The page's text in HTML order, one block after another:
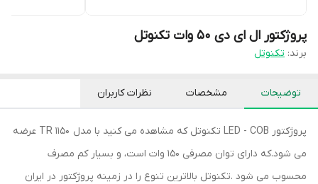
پروژکتور ال ای دی 50 وات تکنوتل
برند: تکنوتل
توضیحات مشخصات نظرات کاربران
پروژکتور LED - COB تکنوتل که مشاهده می کنید با مدل TR 1150 عرضه
می شود.که دارای توان مصرفی 150 وات است، و بسیار کم مصرف
محسوب می شود .تکنوتل بالاترین تنوع را در زمینه پروژکتور در ایران